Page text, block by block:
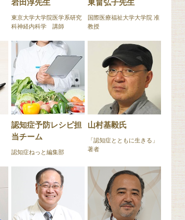
岩田淳先生
東京大学大学院医学系研究
科神経内科学 講師
東畠弘子先生
国際医療福祉大学大学院 准
教授
認知症予防レシピ担
当チーム
認知症ねっと編集部
山村基毅氏
「認知症とともに生きる」
著者